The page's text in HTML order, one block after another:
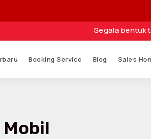
Segala bentuk transaksi
Booking Service Blog Sales